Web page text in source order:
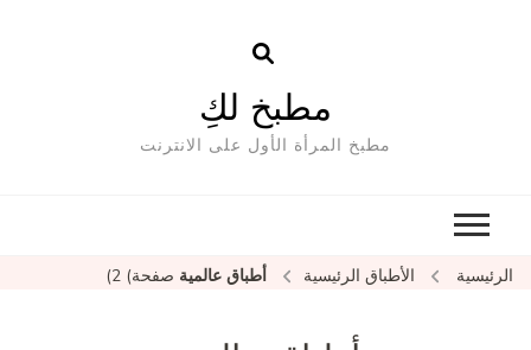
مطبخ لكِ
مطبخ المرأة الأول على الانترنت
الرئيسية الأطباق الرئيسية أطباق عالمية صفحة) 2)